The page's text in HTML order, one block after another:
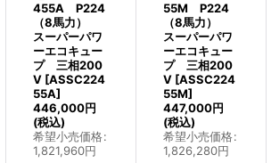
455A P224
（8馬力）
スーパーパワ
ーエコキュー
プ 三相200
V [ASSC224
55A]
446,000円
(税込)
希望小売価格:
1,821,960円
55M P224
（8馬力）
スーパーパワ
ーエコキュー
プ 三相200
V [ASSC224
55M]
447,000円
(税込)
希望小売価格:
1,826,280円